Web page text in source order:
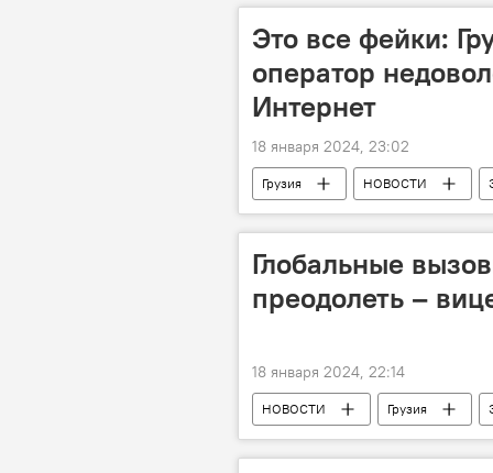
Это все фейки:
оператор
Интернет
18 января 2024, 23:02
Грузия НОВОСТИ
Национальная комиссия по
Глобальные
преодолеть –
18 января 2024, 22:14
НОВОСТИ Грузия
Леван Давиташвили